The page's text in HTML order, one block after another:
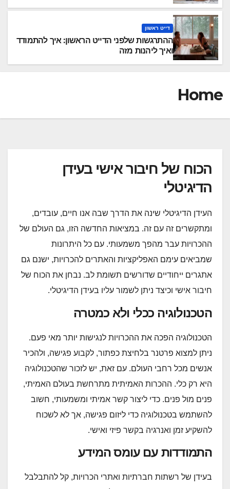
דייט ראשון
ההתרגשות שלפני הדייט הראשון: איך להתמודד
ואיך ליהנות מזה
Home
הכוח של חיבור אישי בעידן
הדיגיטלי
העידן הדיגיטלי שינה את הדרך שבה אנו חיים, עובדים,
ומתקשרים זה עם זה. במציאות החדשה הזו, גם העולם של
ההכרויות עבר מהפך משמעותי. עם כל היתרונות
שמביאים עימם האפליקציות והאתרים להכרויות, ישנם גם
אתגרים ייחודיים שדורשים תשומת לב. נבחן את הכוח של
חיבור אישי וכיצד ניתן לשמור עליו בעידן הדיגיטלי.
הטכנולוגיה ככלי ולא כמטרה
הטכנולוגיה הפכה את ההכרויות לנגישות יותר מאי פעם.
ניתן למצוא פרטנר בלחיצת כפתור, לקבוע פגישה, ולהכיר
אנשים מכל רחבי העולם. עם זאת, יש לזכור שהטכנולוגיה
היא רק כלי. ההכרות האמיתית מתרחשת בעולם האמיתי,
פנים מול פנים. כדי ליצור קשר אמיתי ומשמעותי, חשוב
להשתמש בטכנולוגיה כדי ליזום פגישה, אך לא לשכוח
להשקיע זמן ואנרגיה בקשר פיזי ואישי.
התמודדות עם עומס המידע
בעידן של רשתות חברתיות ואתרי הכרויות, קל להתבלבל